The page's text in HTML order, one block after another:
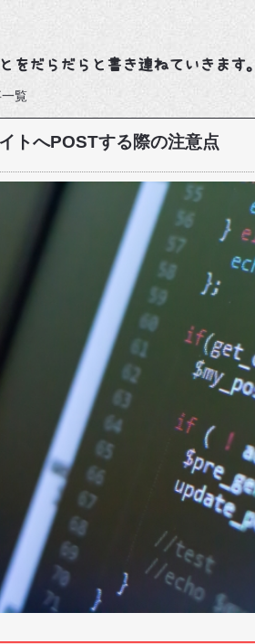
をだらだらと書き連ねていきます。
覧
トへPOSTする際の注意点